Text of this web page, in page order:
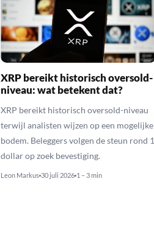
XRP bereikt historisch oversold-
niveau: wat betekent dat?
XRP bereikt historisch oversold-niveau
terwijl analisten wijzen op een mogelijke
bodem. Beleggers volgen de steun rond 1
dollar op zoek bevestiging.
Leon Markus 30 juli 2026 1 – 3 min